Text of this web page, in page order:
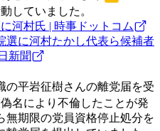
していました。
河村氏 | 時事ドットコム
選に河村たかし代表ら候補者
新聞
の平岩征樹さんの離党届を受
名により不倫したことが発
無期限の党員資格停止処分を